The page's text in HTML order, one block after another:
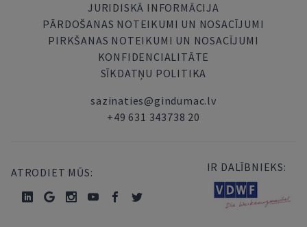
JURIDISKĀ INFORMĀCIJA
PĀRDOŠANAS NOTEIKUMI UN NOSACĪJUMI
PIRKŠANAS NOTEIKUMI UN NOSACĪJUMI
KONFIDENCIALITĀTE
SĪKDATŅU POLITIKA
sazinaties@gindumac.lv
+49 631 343738 20
ATRODIET MŪS: IR DALĪBNIEKS: